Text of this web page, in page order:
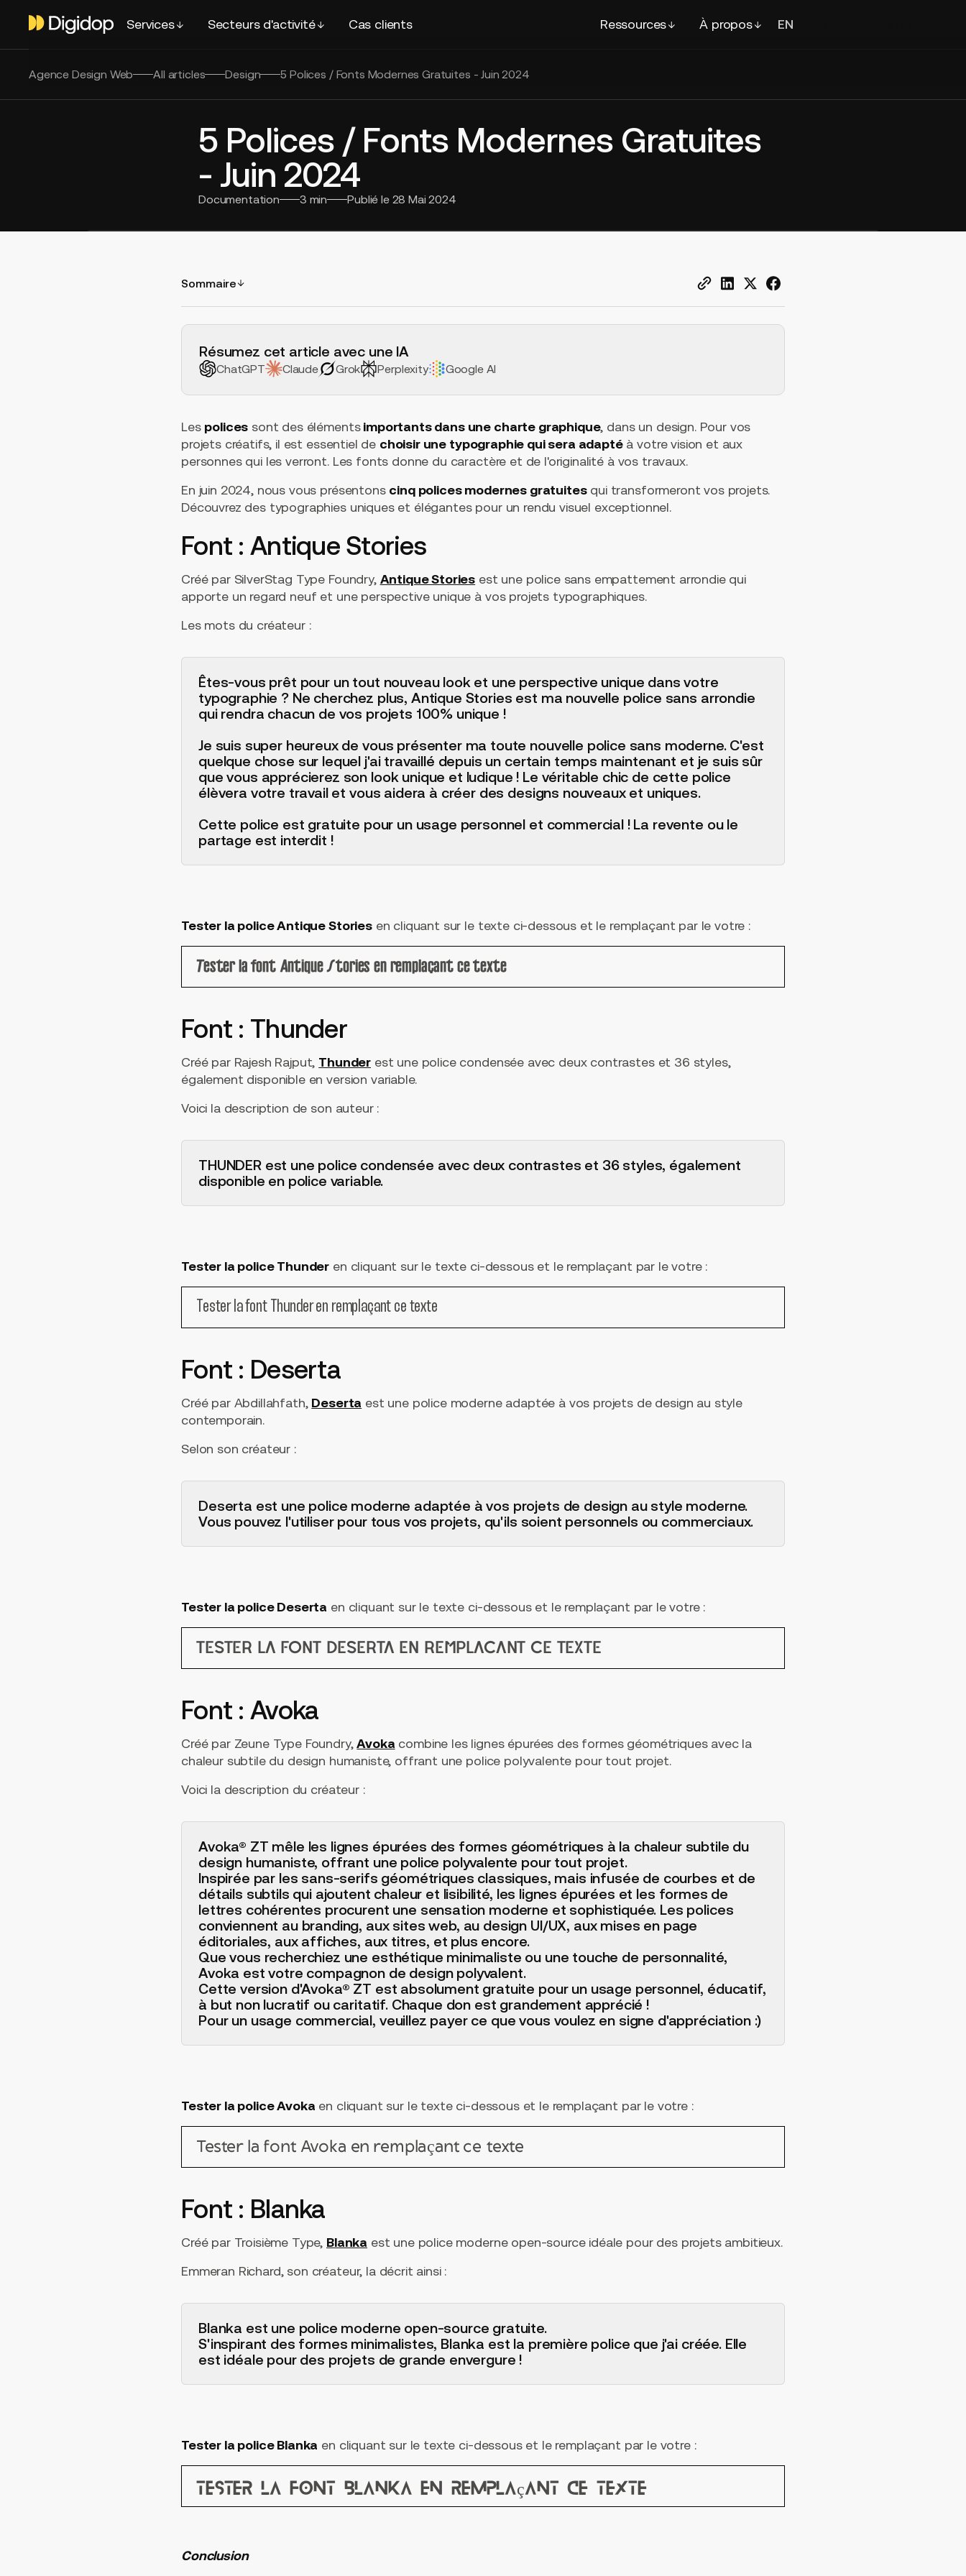
Services Secteurs d'activité Cas clients Ressources À propos EN
Agence Design Web All articles Design 5 Polices / Fonts Modernes Gratuites - Juin 2024
5 Polices / Fonts Modernes Gratuites
- Juin 2024
Documentation 3 min Publié le 28 Mai 2024
Sommaire
H2 Example
Résumez cet article avec une IA
ChatGPT Claude Grok Perplexity Google AI
Les polices sont des élémentsimportants dans une charte graphique, dans un design. Pour vos
projets créatifs, il est essentiel de choisir une typographie qui sera adaptéà votre vision et aux
personnes qui les verront. Les fonts donne du caractère et de l'originalité à vos travaux.
En juin 2024, nous vous présentons cinq polices modernes gratuitesqui transformeront vos projets.
Découvrez des typographies uniques et élégantes pour un rendu visuel exceptionnel.
Font : Antique Stories
Créé par SilverStag Type Foundry, Antique Stories est une police sans empattement arrondie qui
apporte un regard neuf et une perspective unique à vos projets typographiques.
Les mots du créateur :
Êtes-vous prêt pour un tout nouveau look et une perspective unique dans votre
typographie ? Ne cherchez plus, Antique Stories est ma nouvelle police sans arrondie
qui rendra chacun de vos projets 100% unique !
Je suis super heureux de vous présenter ma toute nouvelle police sans moderne. C'est
quelque chose sur lequel j'ai travaillé depuis un certain temps maintenant et je suis sûr
que vous apprécierez son look unique et ludique ! Le véritable chic de cette police
élèvera votre travail et vous aidera à créer des designs nouveaux et uniques.
Cette police est gratuite pour un usage personnel et commercial ! La revente ou le
partage est interdit !
Tester la police Antique Storiesen cliquant sur le texte ci-dessous et le remplaçant par le votre :
Tester la font Antique Stories en remplaçant ce texte
Font : Thunder
Créé par Rajesh Rajput, Thunder est une police condensée avec deux contrastes et 36 styles,
également disponible en version variable.
Voici la description de son auteur :
THUNDER est une police condensée avec deux contrastes et 36 styles, également
disponible en police variable.
Tester la police Thunder en cliquant sur le texte ci-dessous et le remplaçant par le votre :
Tester la font Thunder en remplaçant ce texte
Font : Deserta
Créé par Abdillahfath, Deserta est une police moderne adaptée à vos projets de design au style
contemporain.
Selon son créateur :
Deserta est une police moderne adaptée à vos projets de design au style moderne.
Vous pouvez l'utiliser pour tous vos projets, qu'ils soient personnels ou commerciaux.
Tester la police Deserta en cliquant sur le texte ci-dessous et le remplaçant par le votre :
Tester la font Deserta en remplaçant ce texte
Font : Avoka
Créé par Zeune Type Foundry,Avoka combine les lignes épurées des formes géométriques avec la
chaleur subtile du design humaniste, offrant une police polyvalente pour tout projet.
Voici la description du créateur :
Avoka® ZT mêle les lignes épurées des formes géométriques à la chaleur subtile du
design humaniste, offrant une police polyvalente pour tout projet.
Inspirée par les sans-serifs géométriques classiques, mais infusée de courbes et de
détails subtils qui ajoutent chaleur et lisibilité, les lignes épurées et les formes de
lettres cohérentes procurent une sensation moderne et sophistiquée. Les polices
conviennent au branding, aux sites web, au design UI/UX, aux mises en page
éditoriales, aux affiches, aux titres, et plus encore.
Que vous recherchiez une esthétique minimaliste ou une touche de personnalité,
Avoka est votre compagnon de design polyvalent.
Cette version d'Avoka® ZT est absolument gratuite pour un usage personnel, éducatif,
à but non lucratif ou caritatif. Chaque don est grandement apprécié !
Pour un usage commercial, veuillez payer ce que vous voulez en signe d'appréciation :)
Tester la police Avoka en cliquant sur le texte ci-dessous et le remplaçant par le votre :
Tester la font Avoka en remplaçant ce texte
Font : Blanka
Créé par Troisième Type, Blanka est une police moderne open-source idéale pour des projets ambitieux.
Emmeran Richard, son créateur, la décrit ainsi :
Blanka est une police moderne open-source gratuite.
S'inspirant des formes minimalistes, Blanka est la première police que j'ai créée. Elle
est idéale pour des projets de grande envergure !
Tester la police Blanka en cliquant sur le texte ci-dessous et le remplaçant par le votre :
Tester la font Blanka en remplaçant ce texte
Conclusion